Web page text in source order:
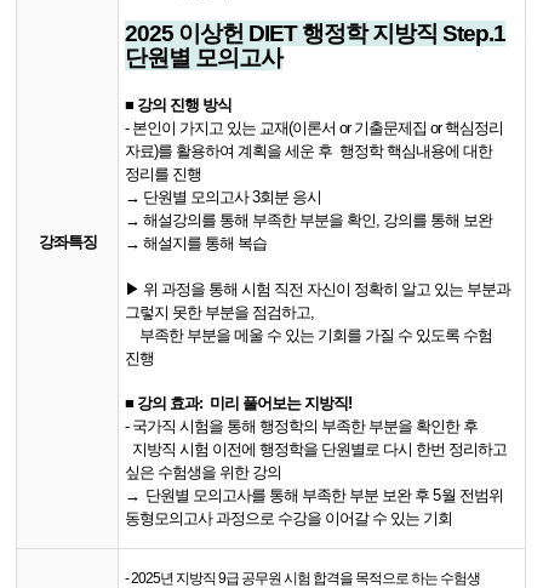
강좌특징
2025 이상헌 DIET 행정학 지방직 Step.1
단원별 모의고사
■ ​ 강의 진행 방식
- 본인이 가지고 있는 교재(이론서 or 기출문제집 or 핵심정리
자료)를 활용하여계획을 세운 후 행정학 핵심내용에 대한
정리를 진행
→​ 단원별 모의고사 3회분 응시
→ ​해설강의를 통해 부족한 부분을 확인, 강의를 통해 보완
→​ 해설지를 통해 복습
▶ 위 과정을 통해 시험 직전 자신이 정확히 알고 있는 부분과
그렇지 못한 부분을 점검하고,
부족한 부분을 메울 수 있는 기회를 가질 수 있도록 수험
진행
■ 강의 효과: 미리 풀어보는 지방직!
- 국가직 시험을 통해 행정학의 부족한 부분을 확인한 후
지방직 시험 이전에 행정학을 단원별로 다시 한번 정리하고
싶은 수험생을 위한 강의
→ 단원별 모의고사를 통해 부족한 부분 보완 후5월 전범위
동형모의고사 과정으로 수강을 이어갈 수 있는 기회
- 2025년 지방직 9급 공무원 시험 합격을 목적으로 하는 수험생